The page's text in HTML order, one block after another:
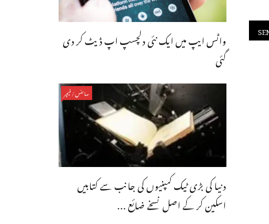
واٹس ایپ میں ایک نئی دلچسپ اپ ڈیٹ کر دی
گئی
سائنس/فیچر
دنیا کی بڑی ٹیک کمپنیوں کی جانب سے کتابیں
اسکین کر کے اصل نسخے ضائع ...